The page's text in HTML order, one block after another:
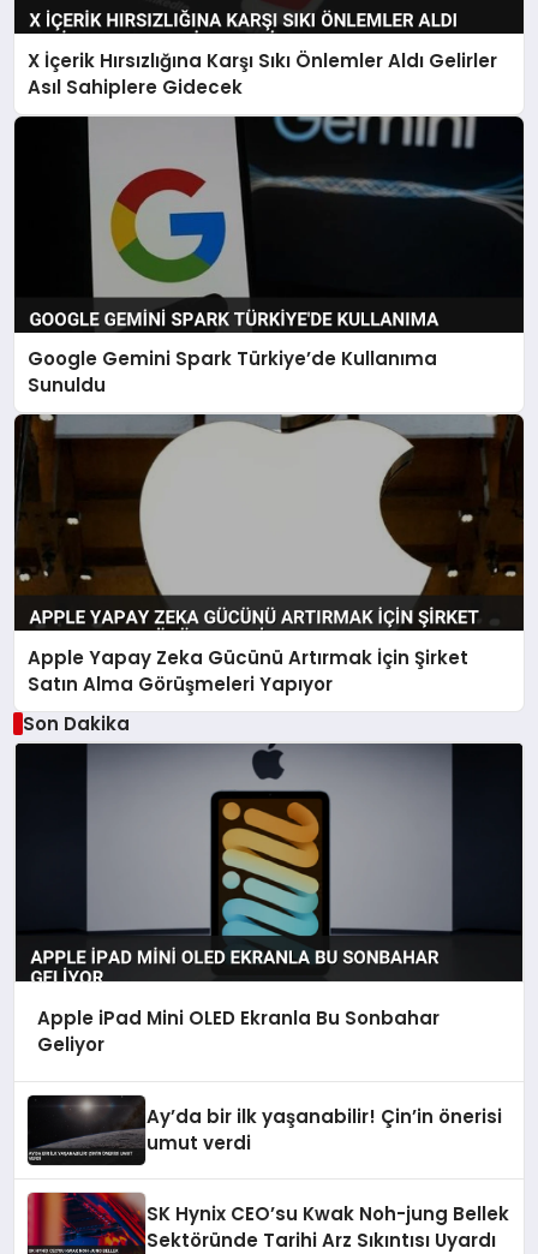
X İçerik Hırsızlığına Karşı Sıkı Önlemler Aldı Gelirler
Asıl Sahiplere Gidecek
Google Gemini Spark Türkiye’de Kullanıma
Sunuldu
Apple Yapay Zeka Gücünü Artırmak İçin Şirket
Satın Alma Görüşmeleri Yapıyor
Son Dakika
Apple iPad Mini OLED Ekranla Bu Sonbahar
Geliyor
Ay’da bir ilk yaşanabilir! Çin’in önerisi
umut verdi
SK Hynix CEO’su Kwak Noh-jung Bellek
Sektöründe Tarihi Arz Sıkıntısı Uyardı